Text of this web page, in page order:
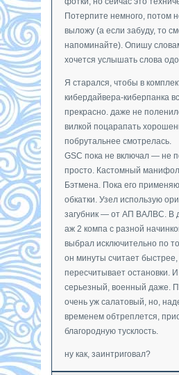
Потерпите немного, потом
выложу (а если забуду, то
напоминайте). Опишу
хочется услышать слова
Я старался, чтобы в
кибердайвера-киберпанка
прекрасно. даже не
вилкой поцарапать
побрутальнее смотрелась.
GSC пока не включал — не
просто. Кастомный
Бэтмена. Пока его
обкатки. Узел использую
загубник — от АП ВАЛВС. В
аж 2 компа с разной
выбрал исключительно по
он минуты считает быстрее,
пересчитывает остановки. И
серьезный, военный даже.
очень уж салатовый, но,
временем обтреплется,
благородную тусклость.
ну как, заинтриговал?